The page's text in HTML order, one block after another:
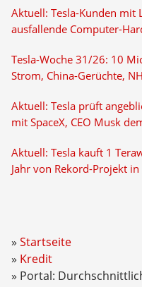
Aktuell: Tesla-Kunden mit
ausfallende Computer-
Tesla-Woche 31/26: 10
Strom, China-Gerüchte,
Aktuell: Tesla prüft
mit SpaceX, CEO Musk
Aktuell: Tesla kauft 1
Jahr von Rekord-Projekt
Startseite
Kredit
Portal: